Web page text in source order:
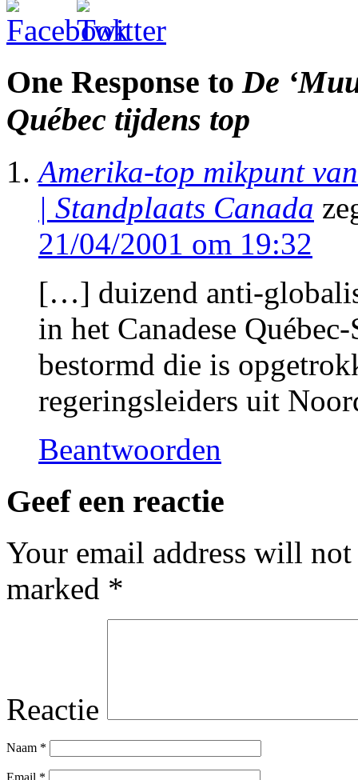
One Response toDe
Québec tijdens top
Amerika-top mikpunt
| Standplaats Canada
21/04/2001 om 19:32
[…] duizend anti-
in het Canadese
bestormd die is
regeringsleiders uit
Beantwoorden
Geef een reactie
Your email address will
marked *
Reactie
Naam *